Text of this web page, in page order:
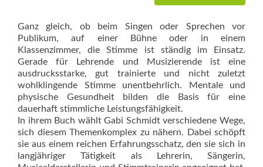
Ganz gleich, ob beim Singen oder Sprechen vor
Publikum, auf einer Bühne oder in einem
Klassenzimmer, die Stimme ist ständig im Einsatz.
Gerade für Lehrende und Musizierende ist eine
ausdrucksstarke, gut trainierte und nicht zuletzt
wohlklingende Stimme unentbehrlich. Mentale und
physische Gesundheit bilden die Basis für eine
dauerhaft stimmliche Leistungsfähigkeit.
In ihrem Buch wählt Gabi Schmidt verschiedene Wege,
sich diesem Themenkomplex zu nähern. Dabei schöpft
sie aus einem reichen Erfahrungsschatz, den sie sich in
langjähriger Tätigkeit als Lehrerin, Sängerin,